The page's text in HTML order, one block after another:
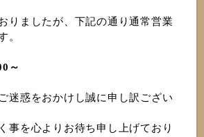
りましたが、下記の通り通常営業
。
～
迷惑をおかけし誠に申し訳ござい
事を心よりお待ち申し上げており